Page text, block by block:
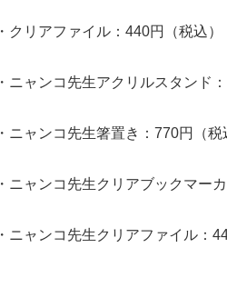
・クリアファイル：440円（税込）
・ニャンコ先生アクリルスタンド
・ニャンコ先生箸置き：770円（税
・ニャンコ先生クリアブックマー
・ニャンコ先生クリアファイル：